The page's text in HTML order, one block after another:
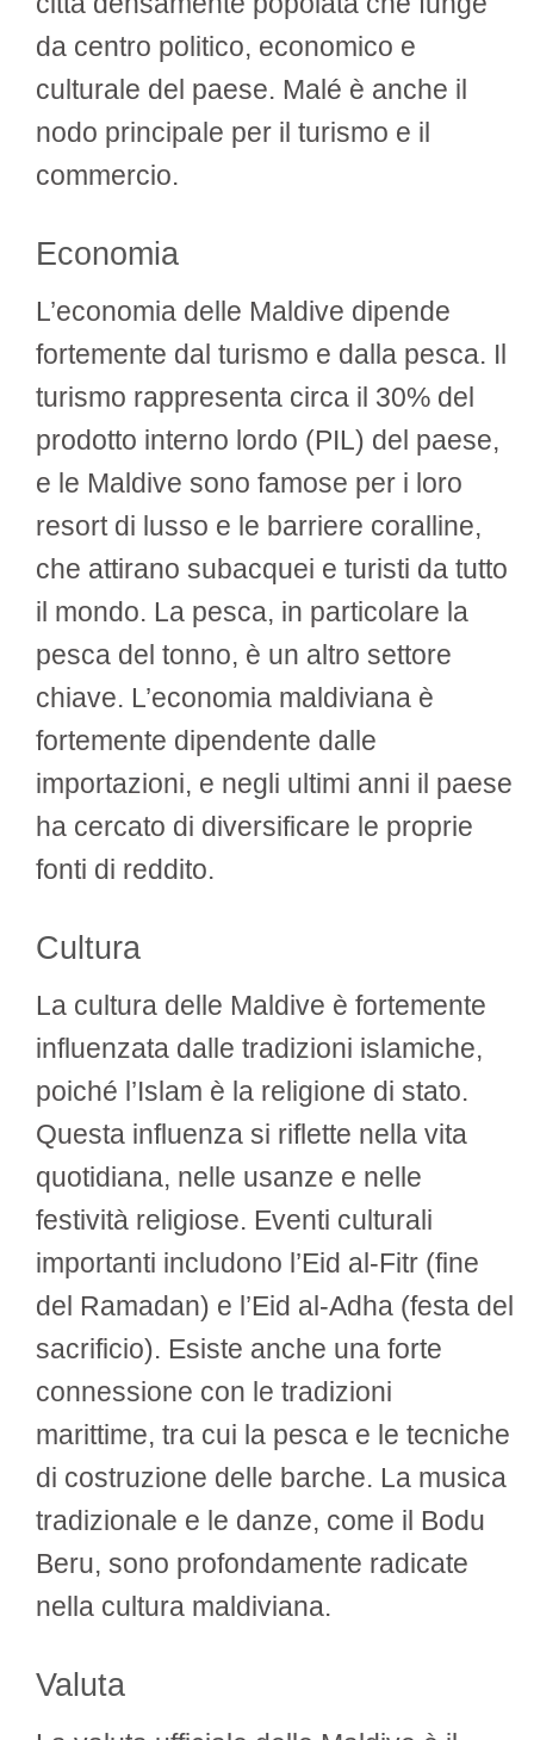
da centro politico, economico e
culturale del paese. Malé è anche il
nodo principale per il turismo e il
commercio.
Economia
L’economia delle Maldive dipende
fortemente dal turismo e dalla pesca. Il
turismo rappresenta circa il 30% del
prodotto interno lordo (PIL) del paese,
e le Maldive sono famose per i loro
resort di lusso e le barriere coralline,
che attirano subacquei e turisti da tutto
il mondo. La pesca, in particolare la
pesca del tonno, è un altro settore
chiave. L’economia maldiviana è
fortemente dipendente dalle
importazioni, e negli ultimi anni il paese
ha cercato di diversificare le proprie
fonti di reddito.
Cultura
La cultura delle Maldive è fortemente
influenzata dalle tradizioni islamiche,
poiché l’Islam è la religione di stato.
Questa influenza si riflette nella vita
quotidiana, nelle usanze e nelle
festività religiose. Eventi culturali
importanti includono l’Eid al-Fitr (fine
del Ramadan) e l’Eid al-Adha (festa del
sacrificio). Esiste anche una forte
connessione con le tradizioni
marittime, tra cui la pesca e le tecniche
di costruzione delle barche. La musica
tradizionale e le danze, come il Bodu
Beru, sono profondamente radicate
nella cultura maldiviana.
Valuta